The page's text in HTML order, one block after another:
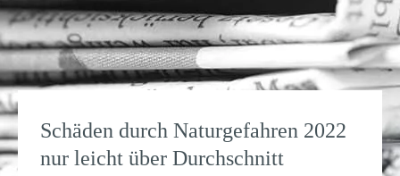
Schäden durch Naturgefahren 2022
nur leicht über Durchschnitt